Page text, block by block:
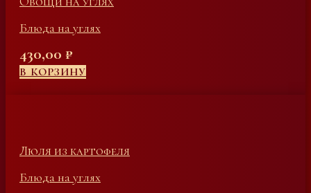
Блюда на углях
430,00 ₽
В КОРЗИНУ
Люля из картофеля
Блюда на углях